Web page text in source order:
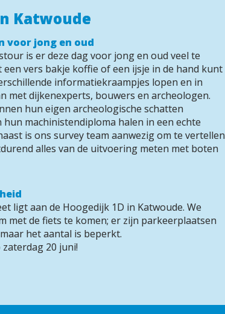
Katwoude
voor jong en oud
is er deze dag voor jong en oud veel te
een vers bakje koffie of een ijsje in de hand kunt
informatiekraampjes lopen en in
met dijkenexperts, bouwers en archeologen.
hun eigen archeologische schatten
hun machinistendiploma halen in een echte
is ons survey team aanwezig om te vertellen
alles van de uitvoering meten met boten
ligt aan de Hoogedijk 1D in Katwoude. We
met de fiets te komen; er zijn parkeerplaatsen
het aantal is beperkt.
20 juni!